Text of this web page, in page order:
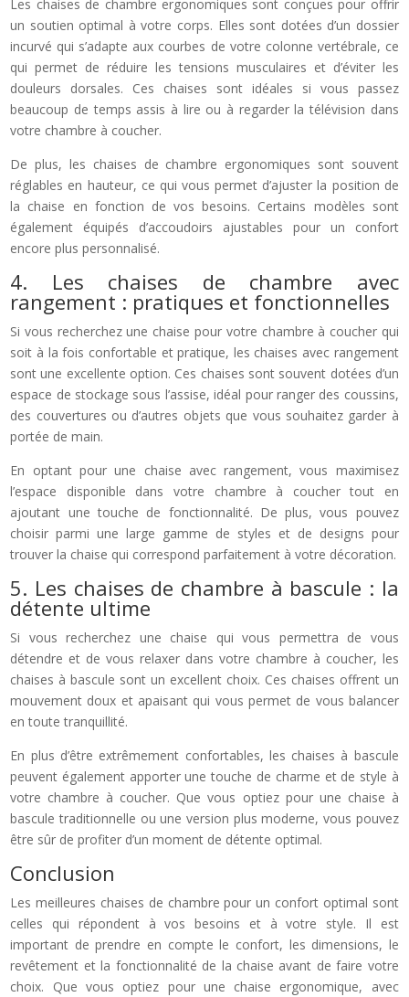
Les chaises de chambre ergonomiques sont conçues pour offrir
un soutien optimal à votre corps. Elles sont dotées d’un dossier
incurvé qui s’adapte aux courbes de votre colonne vertébrale, ce
qui permet de réduire les tensions musculaires et d’éviter les
douleurs dorsales. Ces chaises sont idéales si vous passez
beaucoup de temps assis à lire ou à regarder la télévision dans
votre chambre à coucher.
De plus, les chaises de chambre ergonomiques sont souvent
réglables en hauteur, ce qui vous permet d’ajuster la position de
la chaise en fonction de vos besoins. Certains modèles sont
également équipés d’accoudoirs ajustables pour un confort
encore plus personnalisé.
4. Les chaises de chambre avec
rangement : pratiques et fonctionnelles
Si vous recherchez une chaise pour votre chambre à coucher qui
soit à la fois confortable et pratique, les chaises avec rangement
sont une excellente option. Ces chaises sont souvent dotées d’un
espace de stockage sous l’assise, idéal pour ranger des coussins,
des couvertures ou d’autres objets que vous souhaitez garder à
portée de main.
En optant pour une chaise avec rangement, vous maximisez
l’espace disponible dans votre chambre à coucher tout en
ajoutant une touche de fonctionnalité. De plus, vous pouvez
choisir parmi une large gamme de styles et de designs pour
trouver la chaise qui correspond parfaitement à votre décoration.
5. Les chaises de chambre à bascule : la
détente ultime
Si vous recherchez une chaise qui vous permettra de vous
détendre et de vous relaxer dans votre chambre à coucher, les
chaises à bascule sont un excellent choix. Ces chaises offrent un
mouvement doux et apaisant qui vous permet de vous balancer
en toute tranquillité.
En plus d’être extrêmement confortables, les chaises à bascule
peuvent également apporter une touche de charme et de style à
votre chambre à coucher. Que vous optiez pour une chaise à
bascule traditionnelle ou une version plus moderne, vous pouvez
être sûr de profiter d’un moment de détente optimal.
Conclusion
Les meilleures chaises de chambre pour un confort optimal sont
celles qui répondent à vos besoins et à votre style. Il est
important de prendre en compte le confort, les dimensions, le
revêtement et la fonctionnalité de la chaise avant de faire votre
choix. Que vous optiez pour une chaise ergonomique, avec